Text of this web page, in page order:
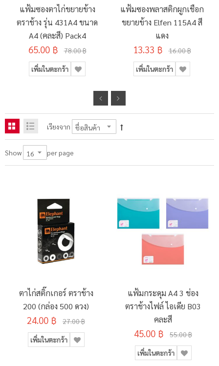
แฟ้มซองตาไก่ขยายข้าง
ตราช้าง รุ่น 431A4 ขนาด
A4 (คละสี) Pack4
65.00 ฿ 78.00 ฿
เพิ่มในตะกร้า
แฟ้มซองพลาสติกผูกเชือก
ขยายข้าง Elfen 115A4 สี
แดง
13.33 ฿ 16.00 ฿
เพิ่มในตะกร้า
เรียงจาก
Show per page
ตาไก่สติ๊กเกอร์ ตราช้าง
200 (กล่อง 500 ดวง)
24.00 ฿ 27.00 ฿
เพิ่มในตะกร้า
แฟ้มกระดุม A4 3 ช่อง
ตราช้างไฟล์ ไอเดีย B03
คละสี
45.00 ฿ 55.00 ฿
เพิ่มในตะกร้า